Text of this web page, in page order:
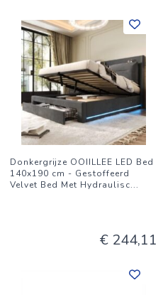
Donkergrijze OOIILLEE LED Bed
140x190 cm - Gestoffeerd
Velvet Bed Met Hydraulisc...
€ 244,11